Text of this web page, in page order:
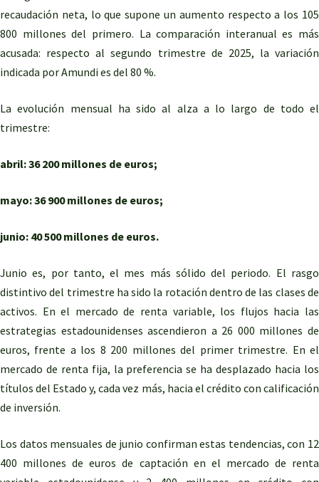
recaudación neta, lo que supone un aumento respecto a los 105
800 millones del primero. La comparación interanual es más
acusada: respecto al segundo trimestre de 2025, la variación
indicada por Amundi es del 80 %.
La evolución mensual ha sido al alza a lo largo de todo el
trimestre:
abril: 36 200 millones de euros;
mayo: 36 900 millones de euros;
junio: 40 500 millones de euros.
Junio es, por tanto, el mes más sólido del periodo. El rasgo
distintivo del trimestre ha sido la rotación dentro de las clases de
activos. En el mercado de renta variable, los flujos hacia las
estrategias estadounidenses ascendieron a 26 000 millones de
euros, frente a los 8 200 millones del primer trimestre. En el
mercado de renta fija, la preferencia se ha desplazado hacia los
títulos del Estado y, cada vez más, hacia el crédito con calificación
de inversión.
Los datos mensuales de junio confirman estas tendencias, con 12
400 millones de euros de captación en el mercado de renta